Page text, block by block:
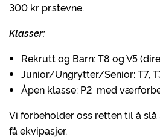
300 kr pr.stevne.
Klasser:
Rekrutt og Barn: T8 og V5
Junior/Ungrytter/Senior: T7,
Åpen klasse: P2 med
Vi forbeholder oss retten til å
få ekvipasjer.